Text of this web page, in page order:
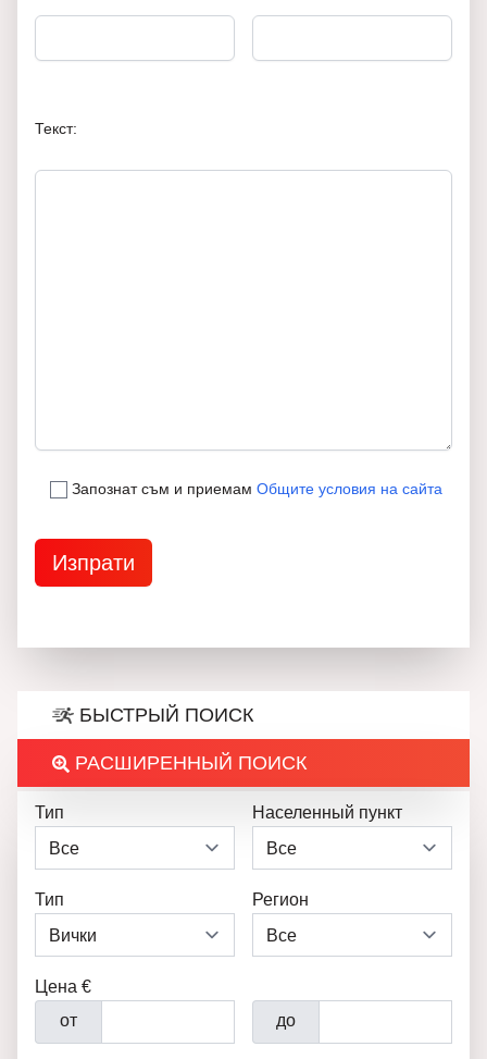
Текст:
Запознат съм и приемам Общите условия на сайта
БЫСТРЫЙ ПОИСК
РАСШИРЕННЫЙ ПОИСК
Тип Населенный пункт
Тип Регион
Цена €
от
до